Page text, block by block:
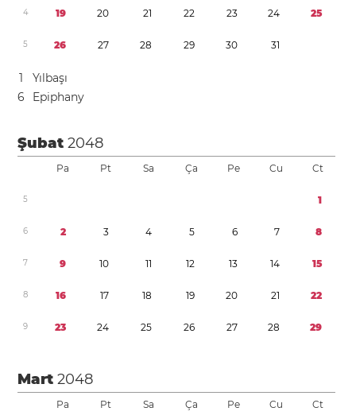
4 19 20 21 22 23 24 25
5 26 27 28 29 30 31
1
Yılbaşı
6
Epiphany
Şubat2048
Pa Pt Sa Ça Pe Cu Ct
5 1
6 2 3 4 5 6 7 8
7 9 10 11 12 13 14 15
8 16 17 18 19 20 21 22
9 23 24 25 26 27 28 29
Mart2048
Pa Pt Sa Ça Pe Cu Ct